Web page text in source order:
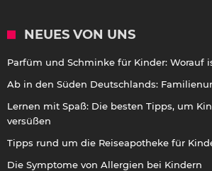
NEUES VON UNS
Parfüm und Schminke für Kinder: Worauf
Ab in den Süden Deutschlands:
Lernen mit Spaß: Die besten Tipps, um
versüßen
Tipps rund um die Reiseapotheke für
Die Symptome von Allergien bei Kindern